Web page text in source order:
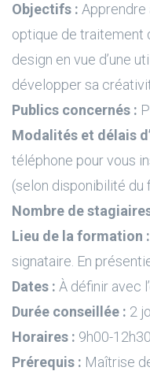
Objectifs : Apprendre
optique de traitement
design en vue d’une
développer sa
Publics concernés :
Modalités et délais
téléphone pour vous
(selon disponibilité du
Nombre de
Lieu de la formation :
signataire. En
Dates : À définir avec
Durée conseillée : 2
Horaires : 9h00-
Prérequis : Maîtrise